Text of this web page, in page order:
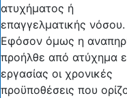
ατυχήματος ή
επαγγελματικής νόσου.
Εφόσον όμως η
προήλθε από ατύχημα
εργασίας οι χρονικές
προϋποθέσεις που